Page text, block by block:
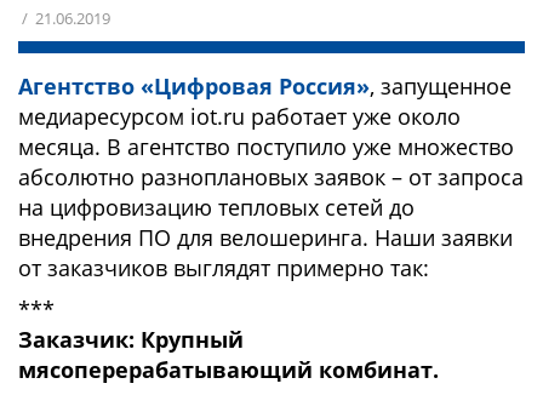
/ 21.06.2019
Агентство «Цифровая Россия», запущенное
медиаресурсом iot.ru работает уже около
месяца. В агентство поступило уже множество
абсолютно разноплановых заявок – от запроса
на цифровизацию тепловых сетей до
внедрения ПО для велошеринга. Наши заявки
от заказчиков выглядят примерно так:
***
Заказчик: Крупный
мясоперерабатывающий комбинат.